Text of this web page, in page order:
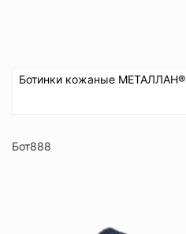
Ботинки кожаные МЕТАЛЛАН®
Бот888